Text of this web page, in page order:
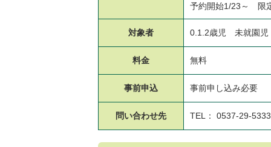
予約開始1/23～ 限
対象者 0.1.2歳児 未就園児
料金 無料
事前申込 事前申し込み必要
問い合わせ先 TEL： 0537-29-5333